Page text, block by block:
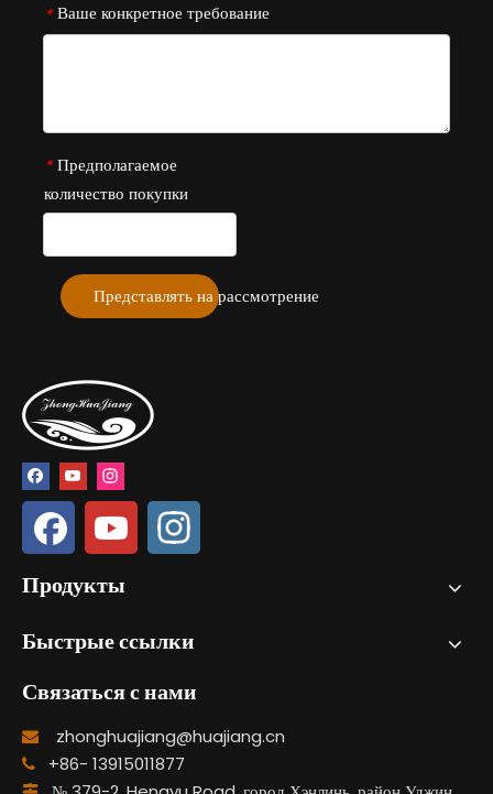
* Ваше конкретное требование
* Предполагаемое
количество покупки
Представлять на рассмотрение
Продукты
Быстрые ссылки
Связаться с нами
 zhonghuajiang@huajiang.cn
 +86- 13915011877